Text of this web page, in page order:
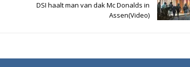
DSI haalt man van dak Mc Donalds in
Assen(Video)